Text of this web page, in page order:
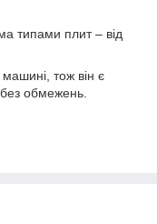
типами плит – від
тож він є
обмежень.